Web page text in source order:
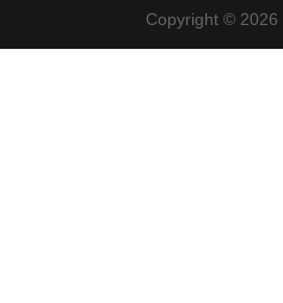
Copyright © 2026